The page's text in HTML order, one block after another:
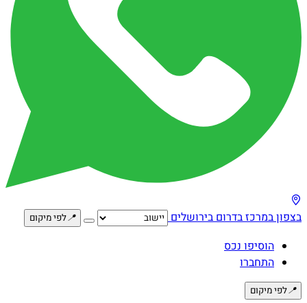
בצפוןבמרכזבדרוםבירושלים 📍לפי מיקום
הוסיפו נכס
התחברו
📍לפי מיקום